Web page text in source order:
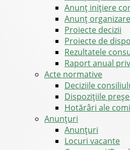
Anunț inițiere
Anunț
Proiecte decizii
Proiecte de
Rezultatele
Raport anual
Acte normative
Deciziile
Dispozițiile
Hotărâri ale
Anunţuri
Anunţuri
Locuri vacante